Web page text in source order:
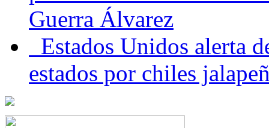
Guerra Álvarez
Estados Unidos alerta
estados por chiles